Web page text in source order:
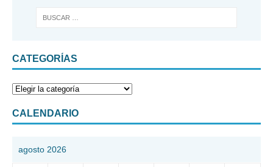
CATEGORÍAS
CALENDARIO
agosto 2026